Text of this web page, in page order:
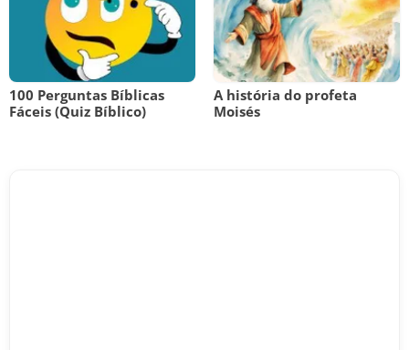
100 Perguntas Bíblicas
Fáceis (Quiz Bíblico)
A história do profeta
Moisés